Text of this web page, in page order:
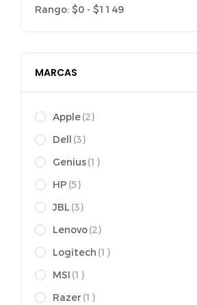
Rango: $0 - $1149
MARCAS
Apple(2)
Dell (3)
Genius(1)
HP (5)
JBL (3)
Lenovo(2)
Logitech (1)
MSI (1)
Razer (1)